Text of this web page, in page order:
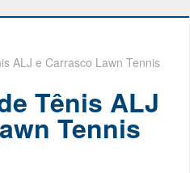
ALJ e Carrasco Lawn Tennis
Tênis ALJ
Tennis